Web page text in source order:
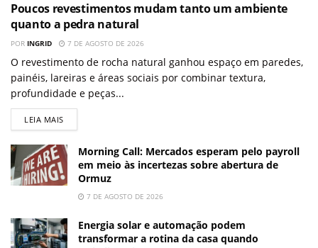
Poucos revestimentos mudam tanto um ambiente
quanto a pedra natural
POR INGRID 7 DE AGOSTO DE 2026
O revestimento de rocha natural ganhou espaço em paredes,
painéis, lareiras e áreas sociais por combinar textura,
profundidade e peças...
LEIA MAIS
Morning Call: Mercados esperam pelo payroll
em meio às incertezas sobre abertura de
Ormuz
7 DE AGOSTO DE 2026
Energia solar e automação podem
transformar a rotina da casa quando